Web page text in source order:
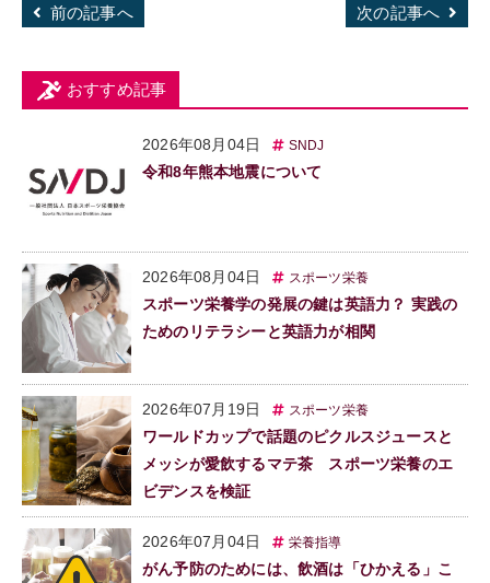
前の記事へ 次の記事へ
おすすめ記事
2026年08月04日 SNDJ
令和8年熊本地震について
2026年08月04日 スポーツ栄養
スポーツ栄養学の発展の鍵は英語力？ 実践の
ためのリテラシーと英語力が相関
2026年07月19日 スポーツ栄養
ワールドカップで話題のピクルスジュースと
メッシが愛飲するマテ茶 スポーツ栄養のエ
ビデンスを検証
2026年07月04日 栄養指導
がん予防のためには、飲酒は「ひかえる」こ